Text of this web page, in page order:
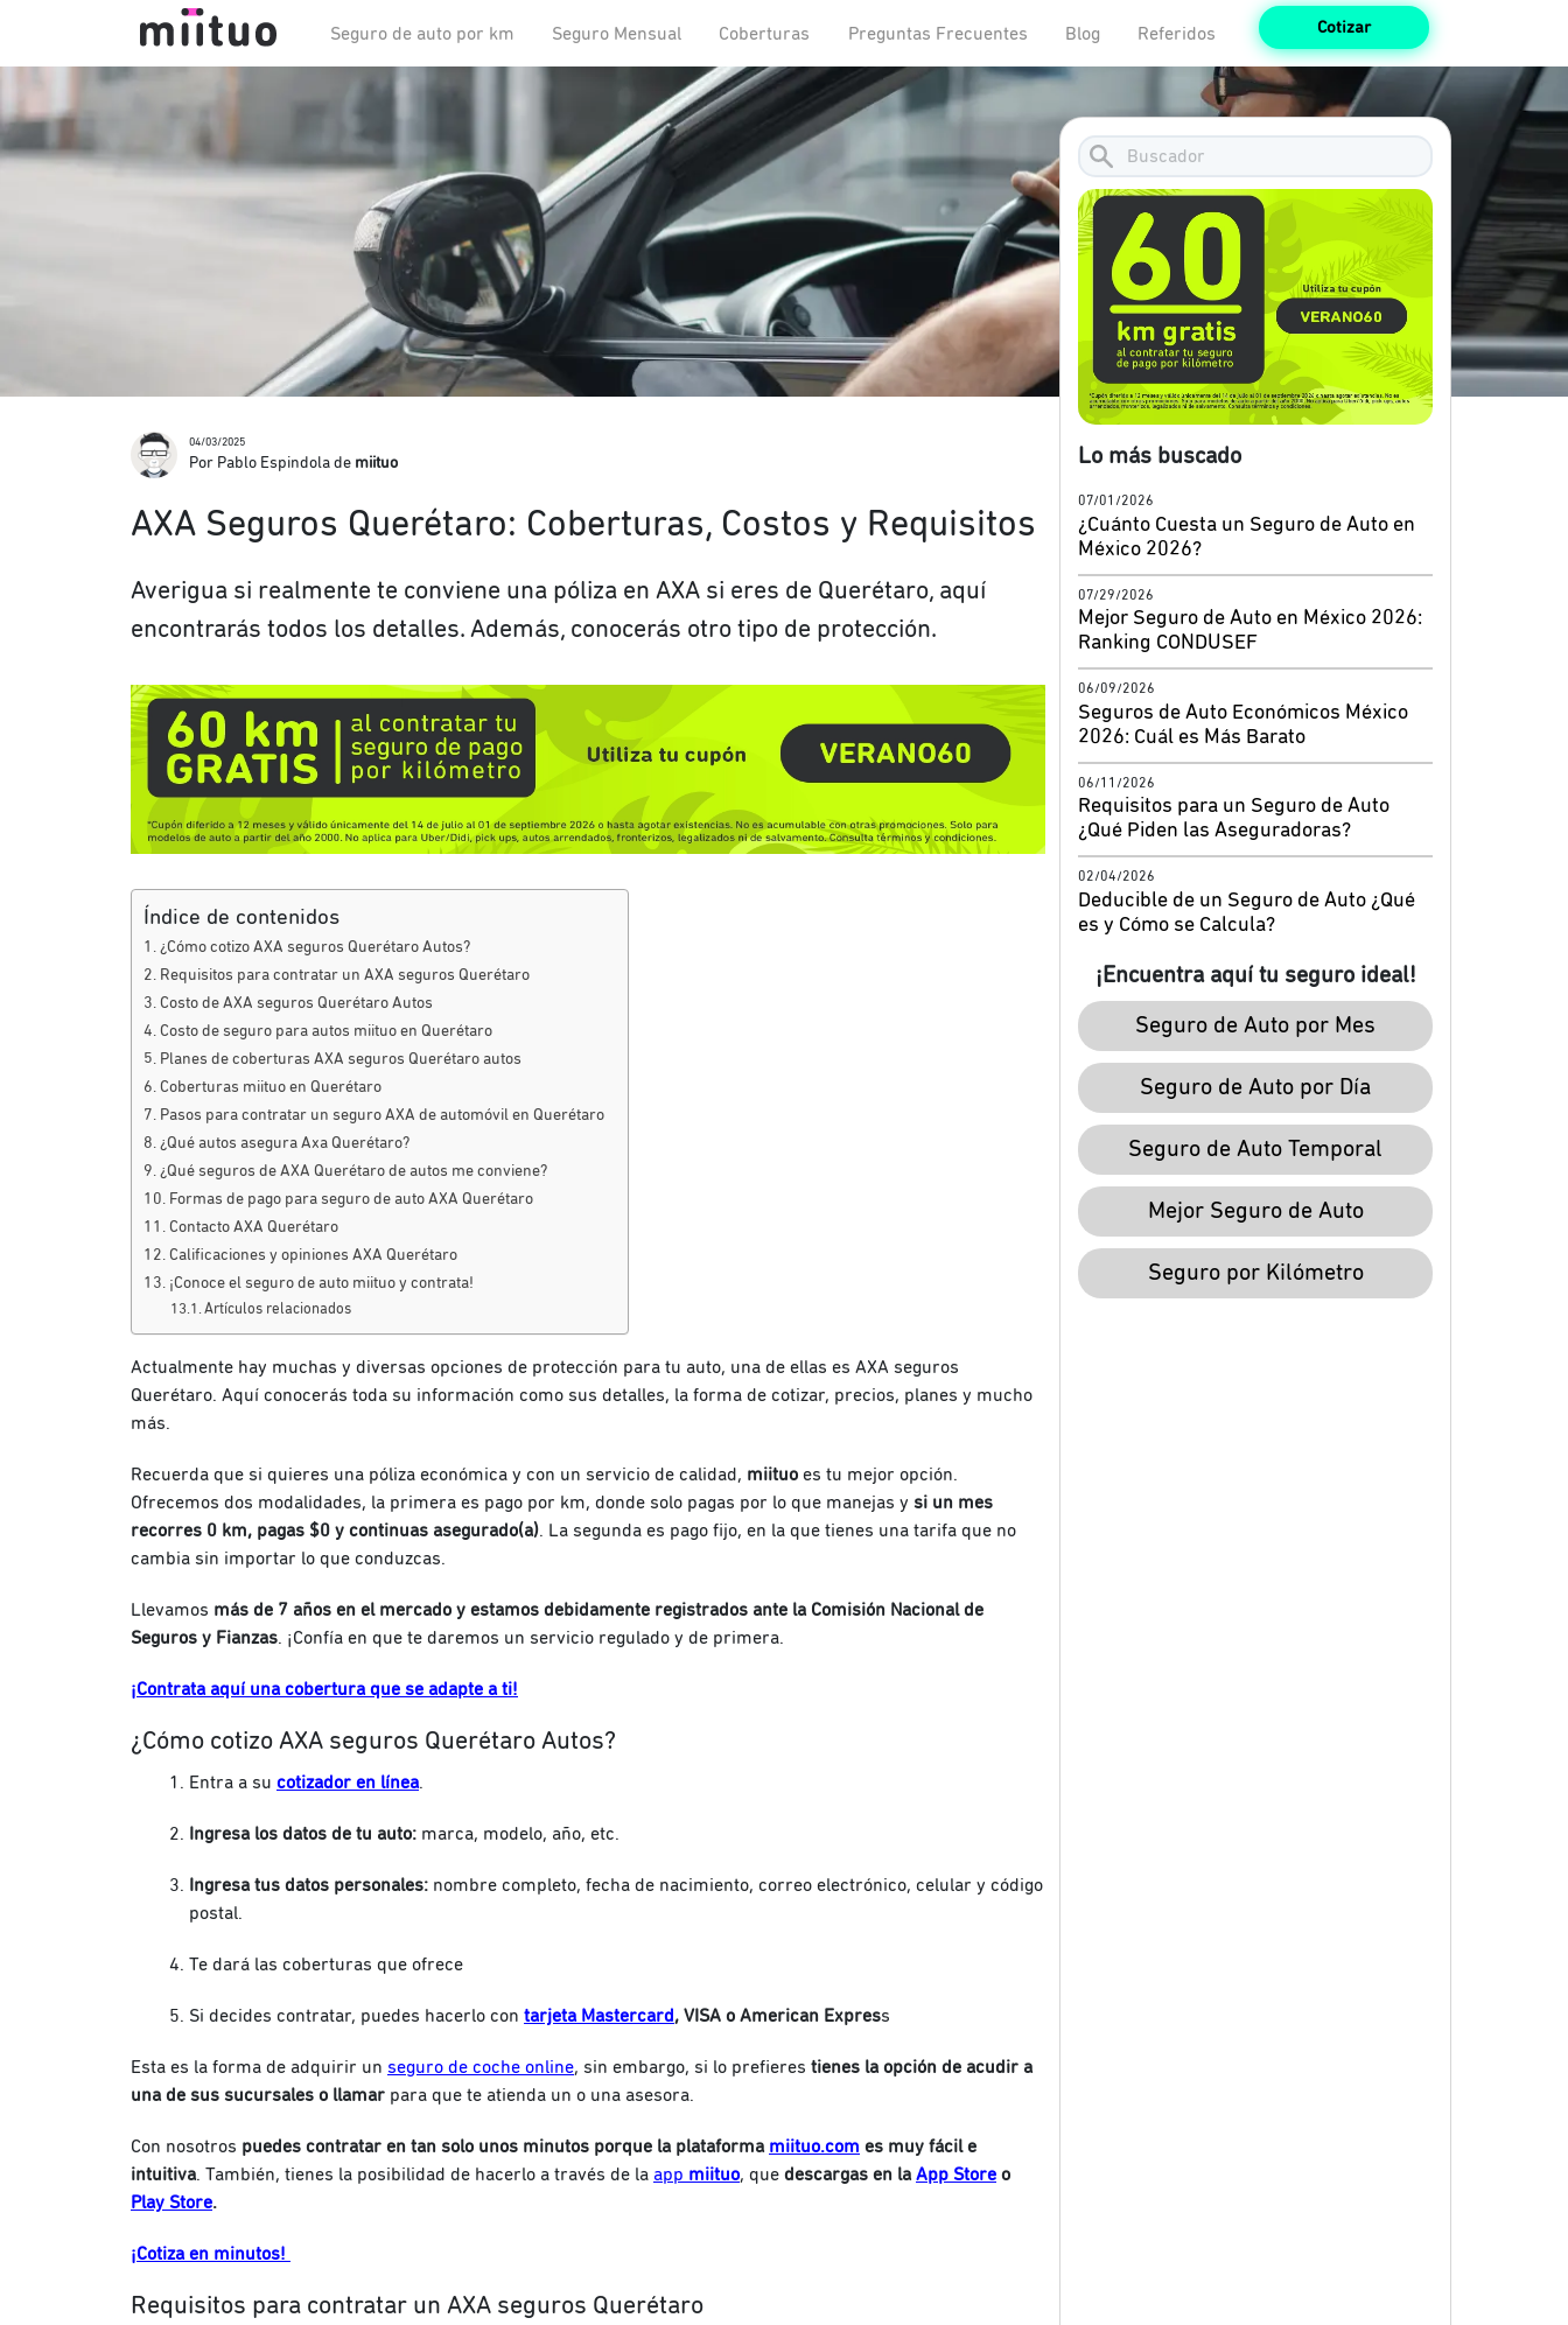
Cotizar
Seguro de auto por km Seguro Mensual Coberturas Preguntas Frecuentes Blog Referidos
Lo más buscado
07/01/2026
¿Cuánto Cuesta un Seguro de Auto en
México 2026?
07/29/2026
Mejor Seguro de Auto en México 2026:
Ranking CONDUSEF
06/09/2026
Seguros de Auto Económicos México
2026: Cuál es Más Barato
06/11/2026
Requisitos para un Seguro de Auto
¿Qué Piden las Aseguradoras?
02/04/2026
Deducible de un Seguro de Auto ¿Qué
es y Cómo se Calcula?
¡Encuentra aquí tu seguro ideal!
Seguro de Auto por Mes
Seguro de Auto por Día
Seguro de Auto Temporal
Mejor Seguro de Auto
Seguro por Kilómetro
04/03/2025
Por Pablo Espindola de miituo
AXA Seguros Querétaro: Coberturas, Costos y Requisitos
Averigua si realmente te conviene una póliza en AXA si eres de Querétaro, aquí
encontrarás todos los detalles. Además, conocerás otro tipo de protección.
Índice de contenidos
¿Cómo cotizo AXA seguros Querétaro Autos?
Requisitos para contratar un AXA seguros Querétaro
Costo de AXA seguros Querétaro Autos
Costo de seguro para autos miituo en Querétaro
Planes de coberturas AXA seguros Querétaro autos
Coberturas miituo en Querétaro
Pasos para contratar un seguro AXA de automóvil en Querétaro
¿Qué autos asegura Axa Querétaro?
¿Qué seguros de AXA Querétaro de autos me conviene?
Formas de pago para seguro de auto AXA Querétaro
Contacto AXA Querétaro
Calificaciones y opiniones AXA Querétaro
¡Conoce el seguro de auto miituo y contrata!
Artículos relacionados
Actualmente hay muchas y diversas opciones de protección para tu auto, una de ellas es AXA seguros
Querétaro. Aquí conocerás toda su información como sus detalles, la forma de cotizar, precios, planes y mucho
más.
Recuerda que si quieres una póliza económica y con un servicio de calidad, miituo es tu mejor opción.
Ofrecemos dos modalidades, la primera es pago por km, donde solo pagas por lo que manejas y si un mes
recorres 0 km, pagas $0 y continuas asegurado(a). La segunda es pago fijo, en la que tienes una tarifa que no
cambia sin importar lo que conduzcas.
Llevamos más de 7 años en el mercado y estamos debidamente registrados ante la Comisión Nacional de
Seguros y Fianzas. ¡Confía en que te daremos un servicio regulado y de primera.
¡Contrata aquí una cobertura que se adapte a ti!
¿Cómo cotizo AXA seguros Querétaro Autos?
Entra a su cotizador en línea.
Ingresa los datos de tu auto: marca, modelo, año, etc.
Ingresa tus datos personales: nombre completo, fecha de nacimiento, correo electrónico, celular y código
postal.
Te dará las coberturas que ofrece
Si decides contratar, puedes hacerlo con tarjeta Mastercard, VISA o American Express
Esta es la forma de adquirir un seguro de coche online, sin embargo, si lo prefieres tienes la opción de acudir a
una de sus sucursales o llamar para que te atienda un o una asesora.
Con nosotros puedes contratar en tan solo unos minutos porque la plataforma miituo.com es muy fácil e
intuitiva. También, tienes la posibilidad de hacerlo a través de la app miituo, que descargas en la App Store o
Play Store.
¡Cotiza en minutos!
Requisitos para contratar un AXA seguros Querétaro